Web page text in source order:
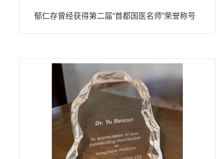
郁仁存曾经获得第二届“首都国医名师”荣誉称号